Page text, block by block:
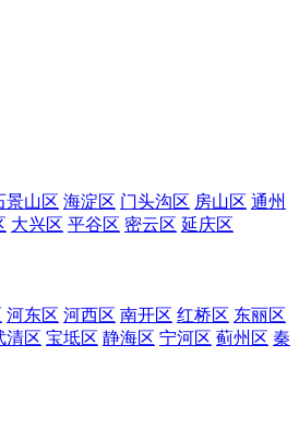
景山区 海淀区 门头沟区 房山区 通州
大兴区 平谷区 密云区 延庆区
河东区 河西区 南开区 红桥区 东丽区
清区 宝坻区 静海区 宁河区 蓟州区 秦